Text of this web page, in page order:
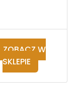
ZOBACZ W
SKLEPIE